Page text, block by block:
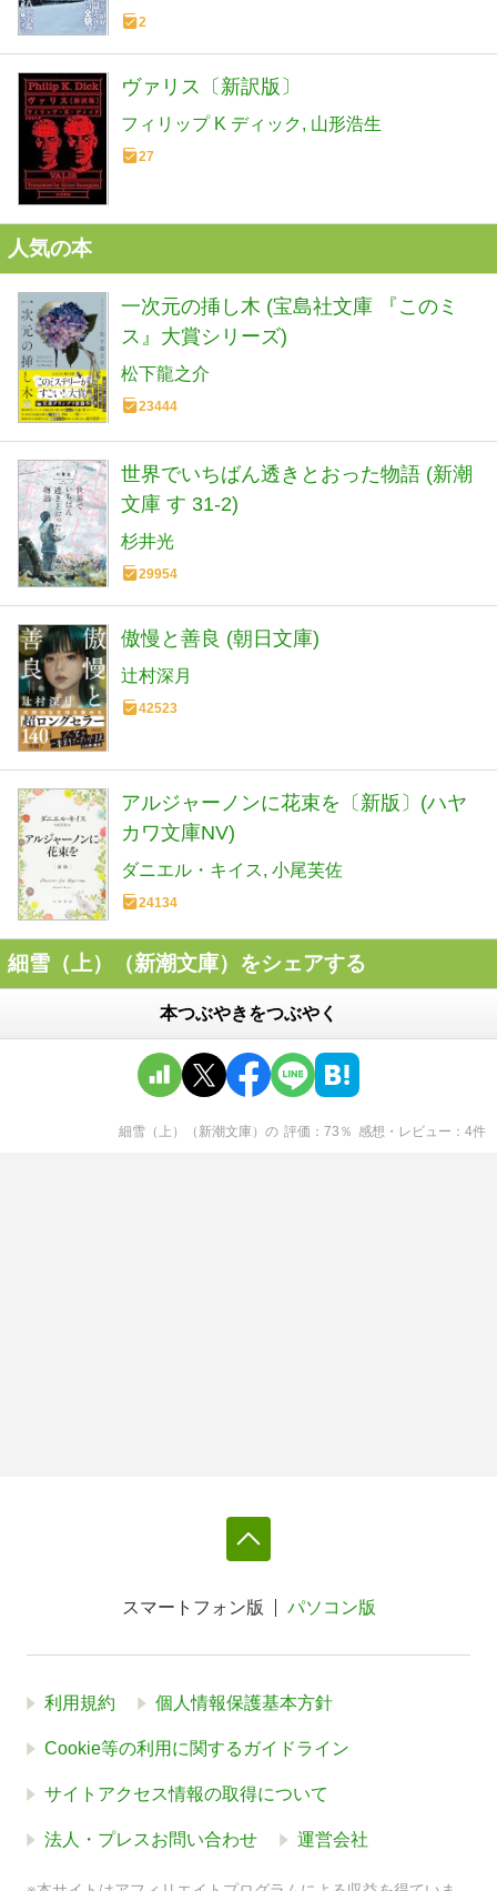
2
ヴァリス〔新訳版〕
フィリップ K ディック 山形浩生
27
人気の本
一次元の挿し木 (宝島社文庫 『このミ
ス』大賞シリーズ)
松下龍之介
23444
世界でいちばん透きとおった物語 (新潮
文庫 す 31-2)
杉井光
29954
傲慢と善良 (朝日文庫)
辻村深月
42523
アルジャーノンに花束を〔新版〕(ハヤ
カワ文庫NV)
ダニエル・キイス 小尾芙佐
24134
細雪（上）（新潮文庫）をシェアする
本つぶやきをつぶやく
細雪（上）（新潮文庫） の 評価 73 ％ 感想・レビュー 4件
スマートフォン版 パソコン版
利用規約 個人情報保護基本方針
Cookie等の利用に関するガイドライン
サイトアクセス情報の取得について
法人・プレスお問い合わせ 運営会社